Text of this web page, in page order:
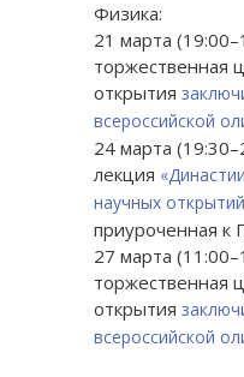
Физика:
21 марта
торжественная
открытия
всероссийской
24 марта
лекция
научных
приуроченная к
27 марта
торжественная
открытия
всероссийской